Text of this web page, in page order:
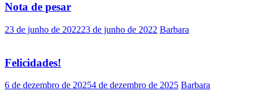
Nota de pesar
23 de junho de 202223 de junho de 2022 Barbara
Felicidades!
6 de dezembro de 20254 de dezembro de 2025 Barbara